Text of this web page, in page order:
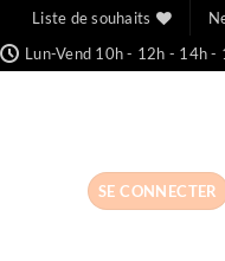
Liste de souhaits
Lun-Vend 10h - 12h - 14h -
SE CONNECTER